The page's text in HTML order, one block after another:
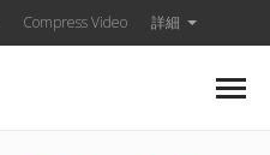
Compress Video 詳細